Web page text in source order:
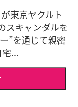
東京ヤクルト
スキャンダルを
”を通じて親密
...